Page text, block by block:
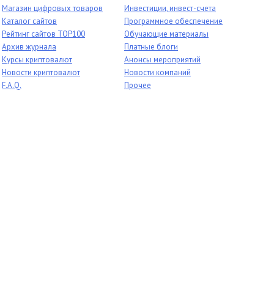
Магазин цифровых товаров
Каталог сайтов
Рейтинг сайтов TOP100
Архив журнала
Курсы криптовалют
Новости криптовалют
F.A.Q.
Инвестиции, инвест-счета
Программное обеспечение
Обучающие материалы
Платные блоги
Анонсы мероприятий
Новости компаний
Прочее